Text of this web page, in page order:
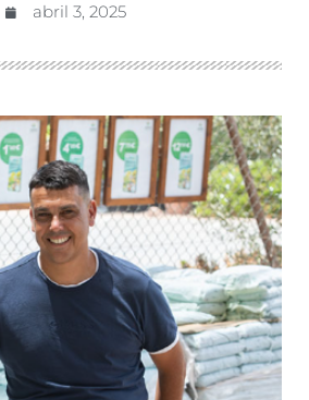
abril 3, 2025